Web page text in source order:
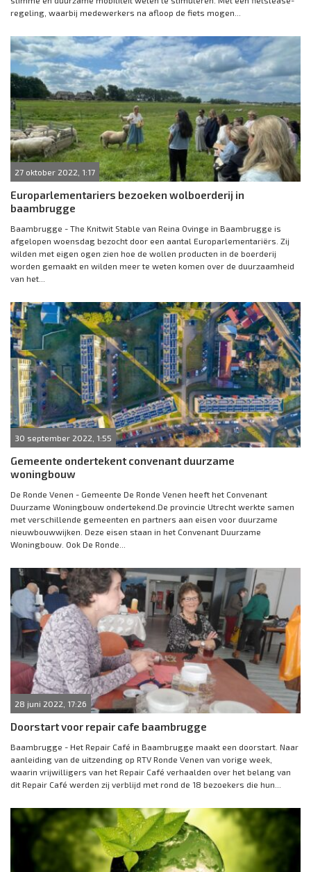
regeling, waarbij medewerkers na afloop de fiets mogen...
27 oktober 2022, 1:17
Europarlementariers bezoeken wolboerderij in
baambrugge
Baambrugge - The Knitwit Stable van Reina Ovinge in Baambrugge is
afgelopen woensdag bezocht door een aantal Europarlementariërs. Zij
wilden met eigen ogen zien hoe de wollen producten in de boerderij
worden gemaakt en wilden meer te weten komen over de duurzaamheid
van het...
30 september 2022, 1:55
Gemeente ondertekent convenant duurzame
woningbouw
De Ronde Venen - Gemeente De Ronde Venen heeft het Convenant
Duurzame Woningbouw ondertekend.De provincie Utrecht werkte samen
met verschillende gemeenten en partners aan eisen voor duurzame
nieuwbouwwijken. Deze eisen staan in het Convenant Duurzame
Woningbouw. Ook De Ronde...
28 juni 2022, 17:26
Doorstart voor repair cafe baambrugge
Baambrugge - Het Repair Café in Baambrugge maakt een doorstart. Naar
aanleiding van de uitzending op RTV Ronde Venen van vorige week,
waarin vrijwilligers van het Repair Café verhaalden over het belang van
dit Repair Café werden zij verblijd met rond de 18 bezoekers die hun...